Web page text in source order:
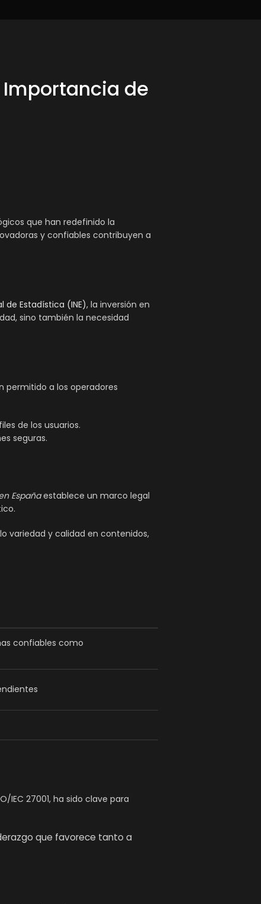
Importancia de
que han redefinido la
y confiables contribuyen a
de Estadística (INE), la inversión en
sino también la necesidad
permitido a los operadores
de los usuarios.
seguras.
Españaestablece un marco legal
variedad y calidad en contenidos,
confiables como
27001, ha sido clave para
que favorece tanto a